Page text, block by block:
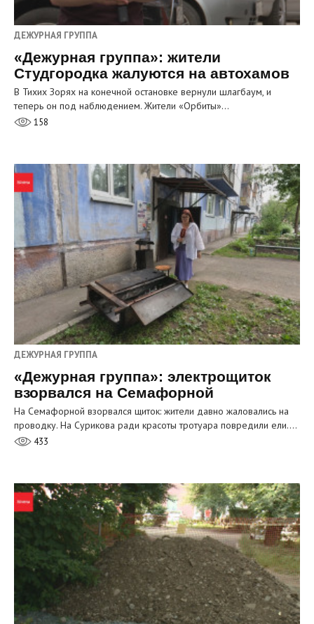
ДЕЖУРНАЯ ГРУППА
«Дежурная группа»: жители
Студгородка жалуются на автохамов
В Тихих Зорях на конечной остановке вернули шлагбаум, и
теперь он под наблюдением. Жители «Орбиты»…
158
ДЕЖУРНАЯ ГРУППА
«Дежурная группа»: электрощиток
взорвался на Семафорной
На Семафорной взорвался щиток: жители давно жаловались на
проводку. На Сурикова ради красоты тротуара повредили ели.…
433